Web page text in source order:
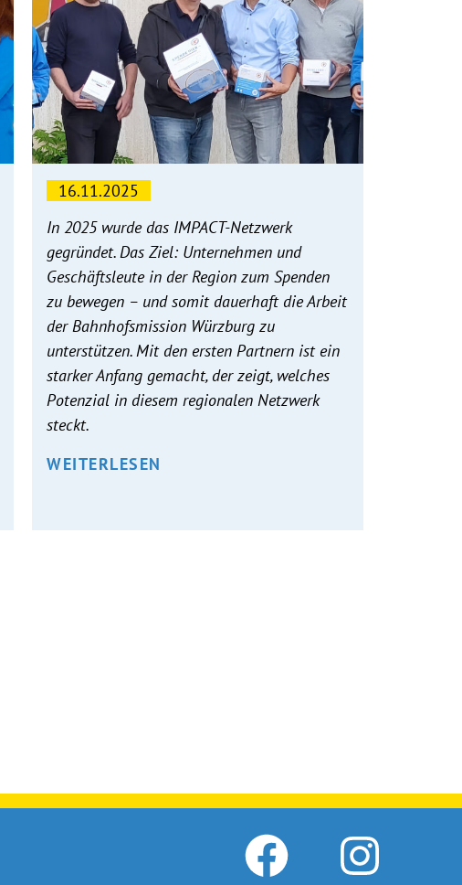
16.11.2025
In 2025 wurde das IMPACT-Netzwerk
gegründet. Das Ziel: Unternehmen und
Geschäftsleute in der Region zum Spenden
zu bewegen – und somit dauerhaft die Arbeit
der Bahnhofsmission Würzburg zu
unterstützen. Mit den ersten Partnern ist ein
starker Anfang gemacht, der zeigt, welches
Potenzial in diesem regionalen Netzwerk
steckt.
WEITERLESEN